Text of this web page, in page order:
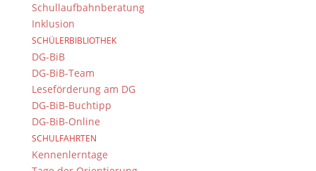
Schullaufbahnberatung
Inklusion
SCHÜLERBIBLIOTHEK
DG-BiB
DG-BiB-Team
Leseförderung am DG
DG-BiB-Buchtipp
DG-BiB-Online
SCHULFAHRTEN
Kennenlerntage
Informationen über ein anderes frankophones Land
aus erster Hand zu bekommen.
Diese Aktivitäten und Ereignisse im Schuljahr
2016/17 machten den modernen
Fremdsprachenunterricht wieder äußerst lebendig
und lockerten das Schulleben auf.
Suche